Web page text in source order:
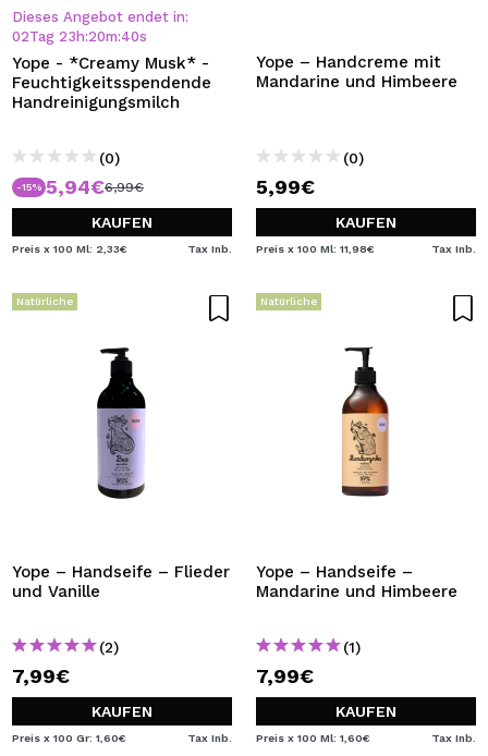
Dieses Angebot endet in:
02Tag 23 h:20m:40s
Yope - *Creamy Musk* -
Feuchtigkeitsspendende
Handreinigungsmilch
(0)
-15% 5,94€6,99€
KAUFEN
Preis x 100 Ml: 2,33€ Tax Inb.
Yope – Handcreme mit
Mandarine und Himbeere
(0)
5,99€
KAUFEN
Preis x 100 Ml: 11,98€ Tax Inb.
Natürliche
Yope – Handseife – Flieder
und Vanille
(2)
7,99€
KAUFEN
Preis x 100 Gr: 1,60€ Tax Inb.
Natürliche
Yope – Handseife –
Mandarine und Himbeere
(1)
7,99€
KAUFEN
Preis x 100 Ml: 1,60€ Tax Inb.